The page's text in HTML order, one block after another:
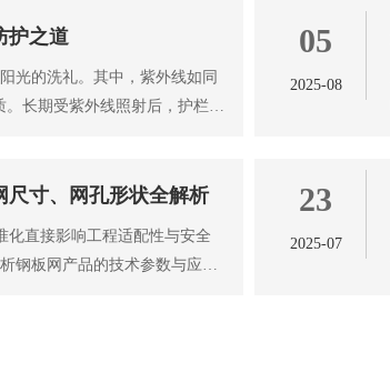
护之道
光的洗礼。其中，紫外线如同
。长期受紫外线照射后，护栏网
05
2025-08
尺寸、网孔形状全解析
化直接影响工程适配性与安全
钢板网产品的技术参数与应用
23
2025-07